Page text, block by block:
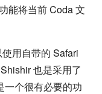
能将当前 Coda 文
用自带的 Safari
也是采用了
一个很有必要的功